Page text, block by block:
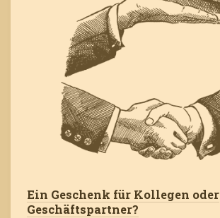
Ein Geschenk für Kollegen oder
Geschäftspartner?